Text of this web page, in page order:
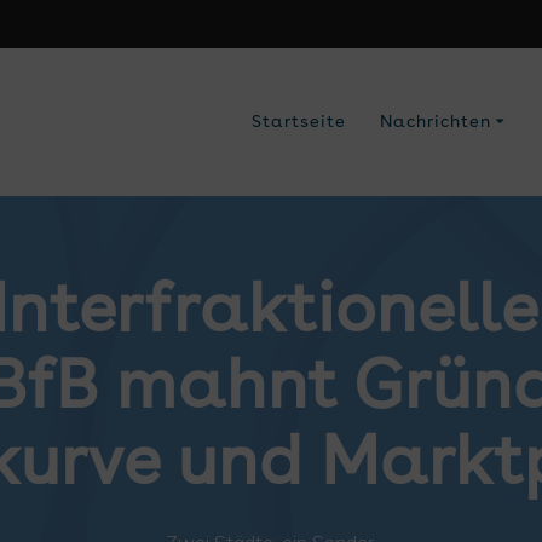
Startseite Nachrichten
mahnt
und